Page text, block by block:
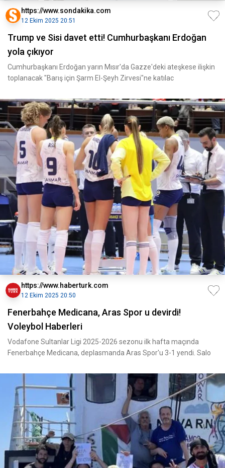
https://www.sondakika.com
12 Ekim 2025 20:51
Trump ve Sisi davet etti! Cumhurbaşkanı Erdoğan
yola çıkıyor
Cumhurbaşkanı Erdoğan yarın Mısır'da Gazze'deki ateşkese ilişkin
toplanacak "Barış için Şarm El-Şeyh Zirvesi"ne katılac
https://www.haberturk.com
12 Ekim 2025 20:50
Fenerbahçe Medicana, Aras Spor u devirdi!
Voleybol Haberleri
Vodafone Sultanlar Ligi 2025-2026 sezonu ilk hafta maçında
Fenerbahçe Medicana, deplasmanda Aras Spor'u 3-1 yendi. Salo